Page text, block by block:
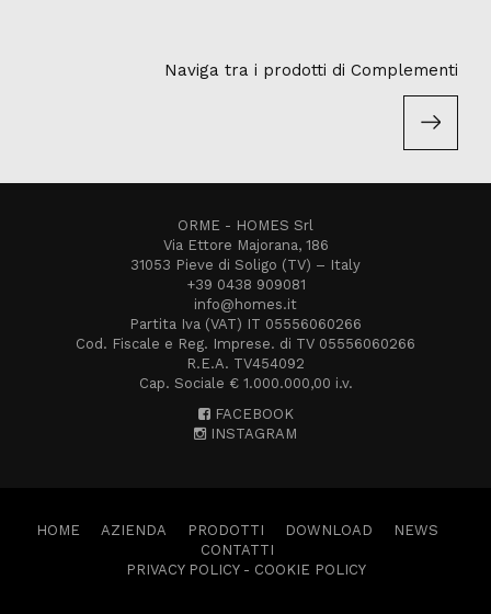
Naviga tra i prodotti di Complementi
ORME - HOMES Srl
Via Ettore Majorana, 186
31053 Pieve di Soligo (TV) – Italy
+39 0438 909081
info@homes.it
Partita Iva (VAT) IT 05556060266
Cod. Fiscale e Reg. Imprese. di TV 05556060266
R.E.A. TV454092
Cap. Sociale € 1.000.000,00 i.v.
FACEBOOK
INSTAGRAM
HOME AZIENDA PRODOTTI DOWNLOAD
NEWS
CONTATTI
PRIVACY POLICY- COOKIE POLICY